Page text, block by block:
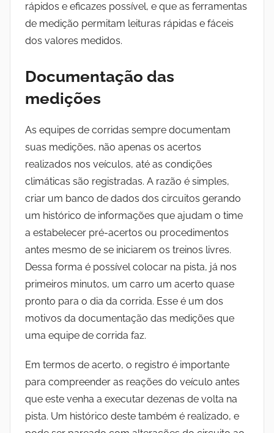
rápidos e eficazes possível, e que as ferramentas
de medição permitam leituras rápidas e fáceis
dos valores medidos.
Documentação das
medições
As equipes de corridas sempre documentam
suas medições, não apenas os acertos
realizados nos veículos, até as condições
climáticas são registradas. A razão é simples,
criar um banco de dados dos circuitos gerando
um histórico de informações que ajudam o time
a estabelecer pré-acertos ou procedimentos
antes mesmo de se iniciarem os treinos livres.
Dessa forma é possível colocar na pista, já nos
primeiros minutos, um carro um acerto quase
pronto para o dia da corrida. Esse é um dos
motivos da documentação das medições que
uma equipe de corrida faz.
Em termos de acerto, o registro é importante
para compreender as reações do veículo antes
que este venha a executar dezenas de volta na
pista. Um histórico deste também é realizado, e